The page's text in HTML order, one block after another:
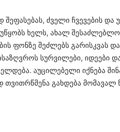
შეფასებას, ძველი ჩვევების
ხელს, ახალ
ფონზე შეძლებს გარისკვას და
სურვილები, იდეები
აუცილებელი იქნება
თვითრწმენა გახდება მომავალ